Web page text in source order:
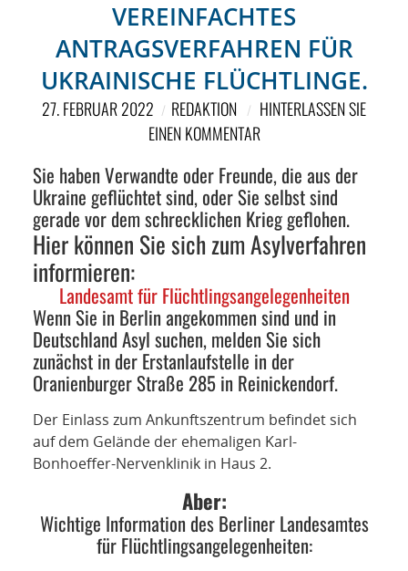
ÜBER UNS
RUBRIKEN
SPONSORING
KONTAKT
VEREINFACHTES
ANTRAGSVERFAHREN FÜR
UKRAINISCHE FLÜCHTLINGE.
27. FEBRUAR 2022 REDAKTION
HINTERLASSEN SIE
EINEN KOMMENTAR
Sie haben Verwandte oder Freunde, die aus der
Ukraine geflüchtet sind, oder Sie selbst sind
gerade vor dem schrecklichen Krieg geflohen.
Hier können Sie sich zum Asylverfahren
informieren:
Landesamt für Flüchtlingsangelegenheiten
Wenn Sie in Berlin angekommen sind und in
Deutschland Asyl suchen, melden Sie sich
zunächst in der Erstanlaufstelle in der
Oranienburger Straße 285 in Reinickendorf.
Der Einlass zum Ankunftszentrum befindet sich
auf dem Gelände der ehemaligen Karl-
Bonhoeffer-Nervenklinik in Haus 2.
Aber:
Wichtige Information des Berliner Landesamtes
für Flüchtlingsangelegenheiten: